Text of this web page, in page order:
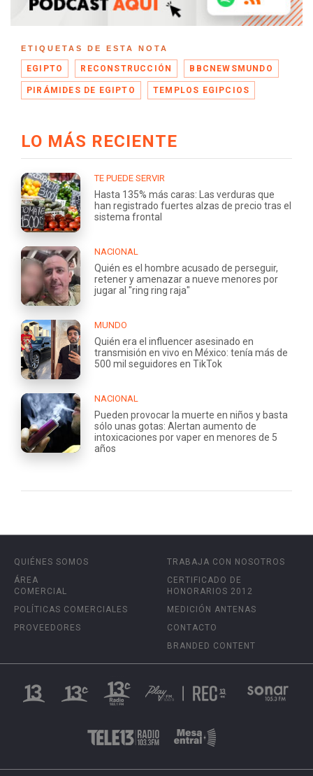
ETIQUETAS DE ESTA NOTA
EGIPTO RECONSTRUCCIÓN BBCNEWSMUNDO
PIRÁMIDES DE EGIPTO TEMPLOS EGIPCIOS
LO MÁS RECIENTE
TE PUEDE SERVIR
Hasta 135% más caras: Las verduras que
han registrado fuertes alzas de precio tras el
sistema frontal
NACIONAL
Quién es el hombre acusado de perseguir,
retener y amenazar a nueve menores por
jugar al "ring ring raja"
MUNDO
Quién era el influencer asesinado en
transmisión en vivo en México: tenía más de
500 mil seguidores en TikTok
NACIONAL
Pueden provocar la muerte en niños y basta
sólo unas gotas: Alertan aumento de
intoxicaciones por vaper en menores de 5
años
QUIÉNES SOMOS
ÁREA
COMERCIAL
POLÍTICAS COMERCIALES
PROVEEDORES
TRABAJA CON NOSOTROS
CERTIFICADO DE
HONORARIOS 2012
MEDICIÓN ANTENAS
CONTACTO
BRANDED CONTENT